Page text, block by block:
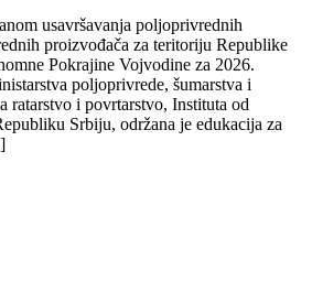
usavršavanja polјoprivrednih
proizvođača za teritoriju Republike
Pokrajine Vojvodine za 2026.
polјoprivrede, šumarstva i
ratarstvo i povrtarstvo, Instituta od
Srbiju, održana je edukacija za